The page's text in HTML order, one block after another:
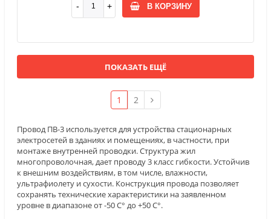
В КОРЗИНУ
ПОКАЗАТЬ ЕЩЁ
1 2
Провод ПВ-3 используется для устройства стационарных
электросетей в зданиях и помещениях, в частности, при
монтаже внутренней проводки. Структура жил
многопроволочная, дает проводу 3 класс гибкости. Устойчив
к внешним воздействиям, в том числе, влажности,
ультрафиолету и сухости. Конструкция провода позволяет
сохранять технические характеристики на заявленном
уровне в диапазоне от -50 С° до +50 С°.